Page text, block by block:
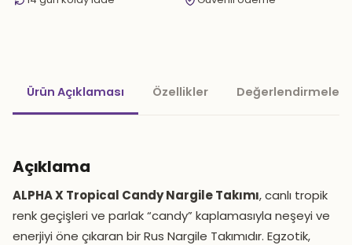
Ürün Açıklaması Özellikler Değerlendirmeler
Açıklama
ALPHA X Tropical Candy Nargile Takımı, canlı tropik
renk geçişleri ve parlak “candy” kaplamasıyla neşeyi ve
enerjiyi öne çıkaran bir Rus Nargile Takımıdır. Egzotik,